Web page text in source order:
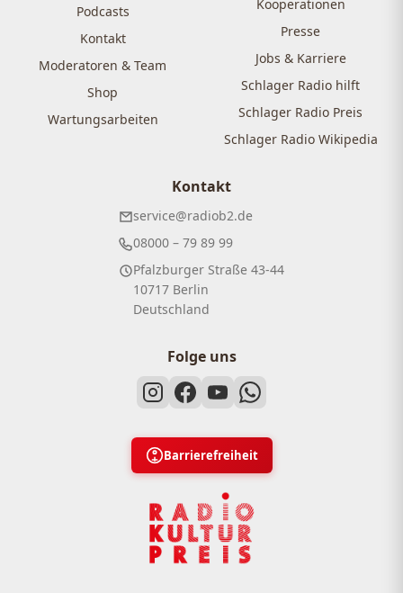
Podcasts
Kontakt
Moderatoren & Team
Shop
Wartungsarbeiten
Kooperationen
Presse
Jobs & Karriere
Schlager Radio hilft
Schlager Radio Preis
Schlager Radio Wikipedia
Kontakt
service@radiob2.de
08000 – 79 89 99
Pfalzburger Straße 43-44
10717 Berlin
Deutschland
Folge uns
Barrierefreiheit